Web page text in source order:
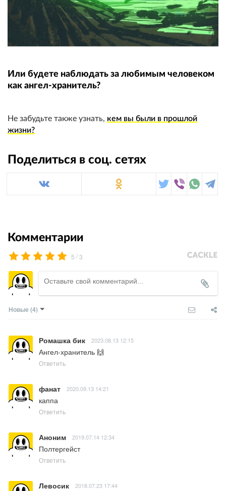
Или будете наблюдать за любимым человеком
как ангел-хранитель?
Не забудьте также узнать, кем вы были в прошлой
жизни?
Поделиться в соц. сетях
Комментарии
5 /3
Новые (4)
Ромашка бик 2023.08.13 12:15
Ангел-хранитель 🙌
Ответить
фанат 2020.09.13 14:21
каппа
Ответить
Аноним 2019.07.14 12:34
Полтергейст
Ответить
Левосик 2018.07.23 17:44